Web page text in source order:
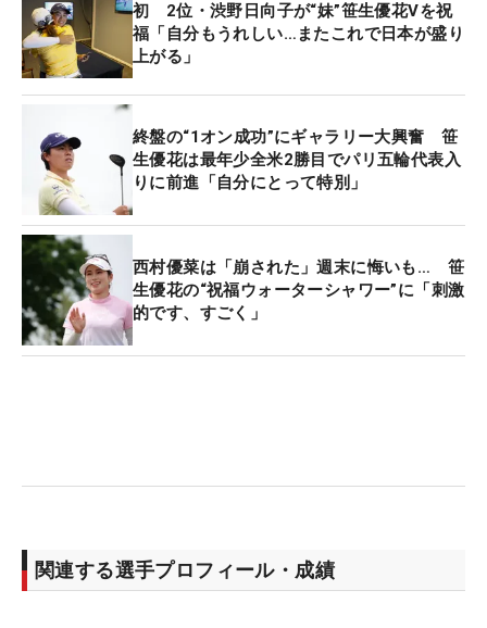
んとはいろいろなことを話しています」と信頼感を
うかがわせた。
米国女子ツアーで年間2試合しかない3日間大会のひ
とつは、7日（金）に開幕。プロアマが5日（水）、
6日（木）と2日間あり、渋野と笹生はともに6日に
出場し、そこで18ホールをプレーする。あすは練習
のみになるため、貴重なラウンドになったはずだ。
（文・間宮輝憲）
初 2位・渋野日向子が“妹”笹生優花Vを祝
福「自分もうれしい…またこれで日本が盛り
上がる」
終盤の“1オン成功”にギャラリー大興奮 笹
生優花は最年少全米2勝目でパリ五輪代表入
りに前進「自分にとって特別」
西村優菜は「崩された」週末に悔いも… 笹
生優花の“祝福ウォーターシャワー”に「刺激
的です、すごく」
関連する選手プロフィール・成績